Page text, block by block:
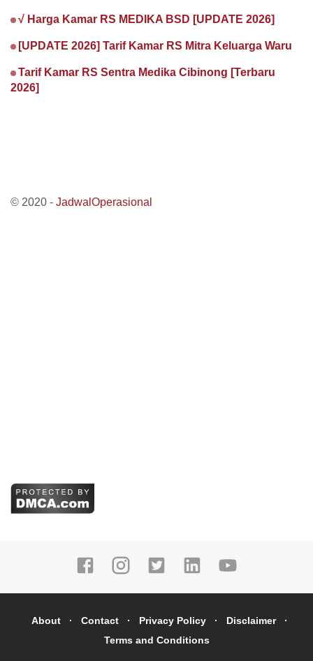
√ Harga Kamar RS MEDIKA BSD [UPDATE 2026]
[UPDATE 2026] Tarif Kamar RS Mitra Keluarga Waru
Tarif Kamar RS Sentra Medika Cibinong [Terbaru
2026]
© 2020 - JadwalOperasional
About Contact Privacy Policy
Disclaimer
Terms and Conditions